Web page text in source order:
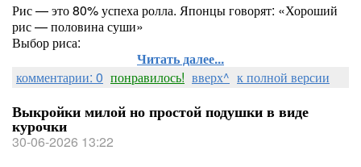
Рис — это 80% успеха ролла. Японцы говорят: «Хороший
рис — половина суши»
Выбор риса:
Читать далее...
комментарии: 0 понравилось! вверх^ к полной версии
Выкройки милой но простой подушки в виде
курочки
30-06-2026 13:22